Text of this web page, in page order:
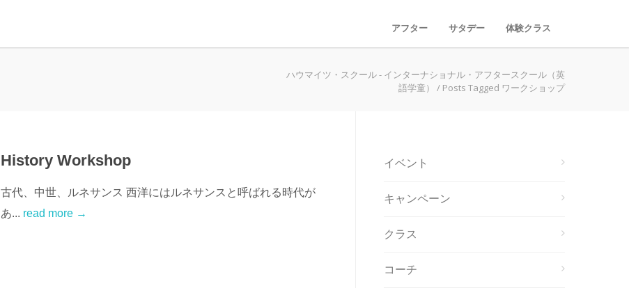
アフター サタデー 体験クラス
ハウマイツ・スクール - インターナショナル・アフタースクール（英
語学童）
/ Posts Tagged ワークショップ
History Workshop
古代、中世、ルネサンス 西洋にはルネサンスと呼ばれる時代が
あ... read more →
イベント
キャンペーン
クラス
コーチ